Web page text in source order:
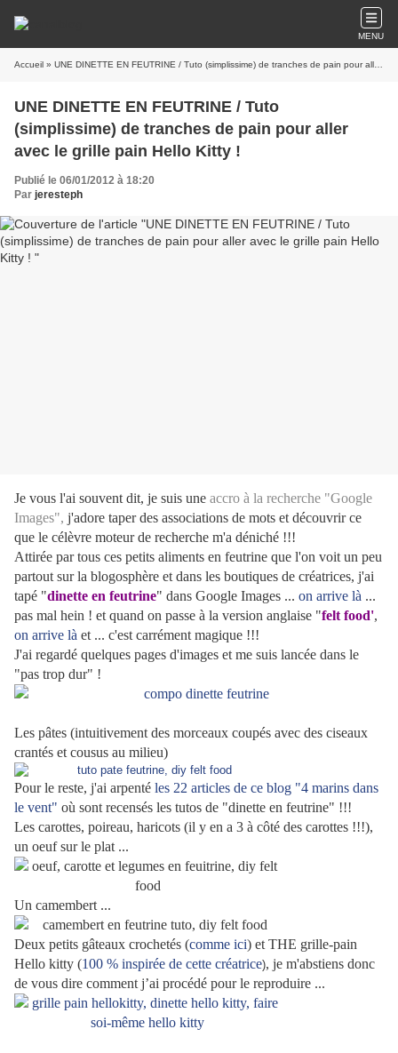
MENU
Accueil » UNE DINETTE EN FEUTRINE / Tuto (simplissime) de tranches de pain pour aller avec le grille pain Hello Kitty !
UNE DINETTE EN FEUTRINE / Tuto
(simplissime) de tranches de pain pour aller
avec le grille pain Hello Kitty !
Publié le 06/01/2012 à 18:20
Par jeresteph
Je vous l'ai souvent dit, je suis une accro à la recherche "Google
Images", j'adore taper des associations de mots et découvrir ce
que le célèvre moteur de recherche m'a déniché !!!
Attirée par tous ces petits aliments en feutrine que l'on voit un peu
partout sur la blogosphère et dans les boutiques de créatrices, j'ai
tapé "dinette en feutrine" dans Google Images ... on arrive là ...
pas mal hein ! et quand on passe à la version anglaise "felt food',
on arrive là et ... c'est carrément magique !!!
J'ai regardé quelques pages d'images et me suis lancée dans le
"pas trop dur" !
Les pâtes (intuitivement des morceaux coupés avec des ciseaux
crantés et cousus au milieu)
Pour le reste, j'ai arpenté les 22 articles de ce blog "4 marins dans
le vent" où sont recensés les tutos de "dinette en feutrine" !!!
Les carottes, poireau, haricots (il y en a 3 à côté des carottes !!!),
un oeuf sur le plat ...
Un camembert ...
Deux petits gâteaux crochetés (comme ici) et THE grille-pain
Hello kitty (100 % inspirée de cette créatrice), je m'abstiens donc
de vous dire comment j’ai procédé pour le reproduire ...